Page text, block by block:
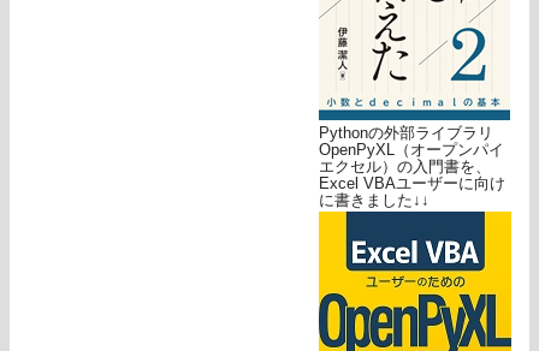
Pythonの外部ライブラリ
OpenPyXL（オープンパイ
エクセル）の入門書を、
Excel VBAユーザーに向け
に書きました↓↓